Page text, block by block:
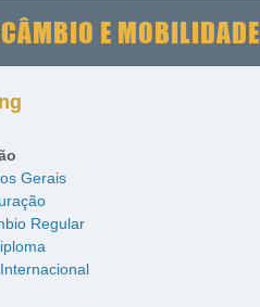
E MOBILIDADE
Gerais
Regular